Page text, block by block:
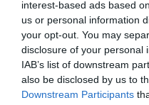
interest-based ads based
us or personal information
your opt-out. You may
disclosure of your personal
IAB’s list of downstream
also be disclosed by us to
Downstream Participants
Pyramides, croisières et
une saison record
Arn31a commenté
Après Emirates,